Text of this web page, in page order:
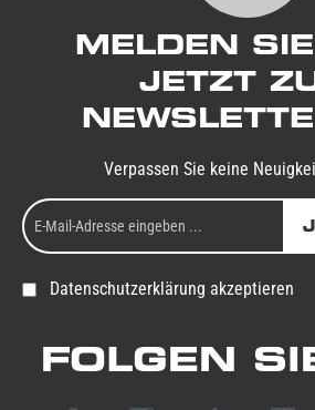
MELDEN
JETZT
Verpassen Sie keine
Datenschutzerklärung akzeptieren
FOLGEN